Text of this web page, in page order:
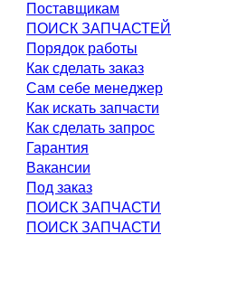
Поставщикам
ПОИСК ЗАПЧАСТЕЙ
Порядок работы
Как сделать заказ
Сам себе менеджер
Как искать запчасти
Как сделать запрос
Гарантия
Вакансии
Под заказ
ПОИСК ЗАПЧАСТИ
ПОИСК ЗАПЧАСТИ